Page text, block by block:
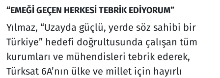
“EMEĞİ GEÇEN HERKESİ TEBRİK EDİYORUM”
Yılmaz, “Uzayda güçlü, yerde söz sahibi bir
Türkiye” hedefi doğrultusunda çalışan tüm
kurumları ve mühendisleri tebrik ederek,
Türksat 6A’nın ülke ve millet için hayırlı